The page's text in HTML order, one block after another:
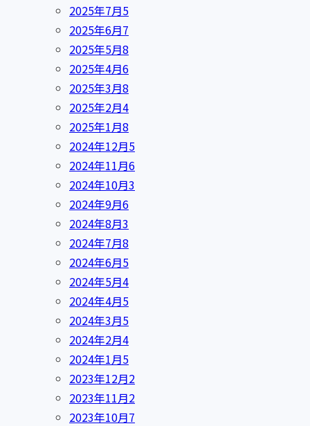
2025年7月5
2025年6月7
2025年5月8
2025年4月6
2025年3月8
2025年2月4
2025年1月8
2024年12月5
2024年11月6
2024年10月3
2024年9月6
2024年8月3
2024年7月8
2024年6月5
2024年5月4
2024年4月5
2024年3月5
2024年2月4
2024年1月5
2023年12月2
2023年11月2
2023年10月7